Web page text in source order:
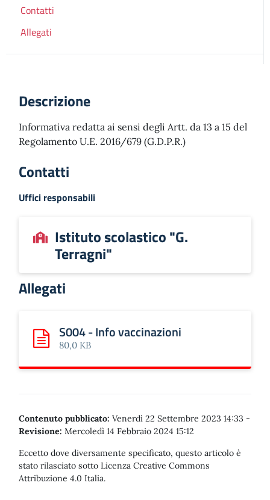
Contatti
Allegati
Descrizione
Informativa redatta ai sensi degli Artt. da 13 a 15 del
Regolamento U.E. 2016/679 (G.D.P.R.)
Contatti
Uffici responsabili
Istituto scolastico "G.
Terragni"
Allegati
Scarica: S004 - Info vaccinazioni
S004 - Info vaccinazioni
80,0 KB
Contenuto pubblicato: Venerdì 22 Settembre 2023 14:33 -
Revisione: Mercoledì 14 Febbraio 2024 15:12
Eccetto dove diversamente specificato, questo articolo è
stato rilasciato sotto Licenza Creative Commons
Attribuzione 4.0 Italia.